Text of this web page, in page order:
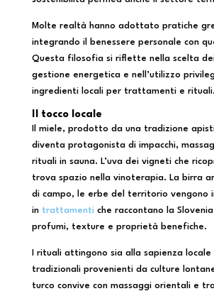
Molte realtà hanno adottato pratiche
integrando il benessere personale con
Questa filosofia si riflette nella scelta
gestione energetica e nell’utilizzo
ingredienti locali per trattamenti e rituali.
Il tocco locale
Il miele, prodotto da una tradizione
diventa protagonista di impacchi,
rituali in sauna. L’uva dei vigneti che
trova spazio nella vinoterapia. La birra
di campo, le erbe del territorio vengono
in trattamenti che raccontano la
profumi, texture e proprietà benefiche.
I rituali attingono sia alla sapienza locale
tradizionali provenienti da culture
turco convive con massaggi orientali e